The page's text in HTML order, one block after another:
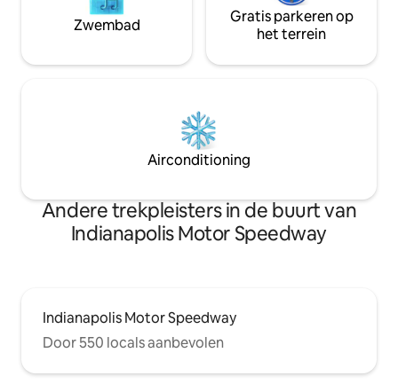
Zwembad
Gratis parkeren op
het terrein
Airconditioning
Andere trekpleisters in de buurt van
Indianapolis Motor Speedway
Indianapolis Motor Speedway
Door 550 locals aanbevolen